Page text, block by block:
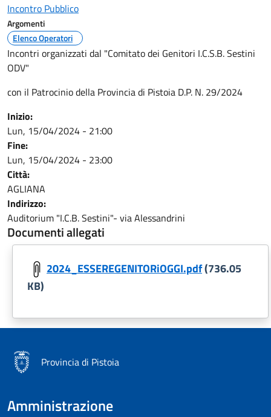
Incontro Pubblico
Argomenti
Elenco Operatori
Incontri organizzati dal "Comitato dei Genitori I.C.S.B. Sestini
ODV"
con il Patrocinio della Provincia di Pistoia D.P. N. 29/2024
Inizio:
Lun, 15/04/2024 - 21:00
Fine:
Lun, 15/04/2024 - 23:00
Città:
AGLIANA
Indirizzo:
Auditorium "I.C.B. Sestini"- via Alessandrini
Documenti allegati
2024_ESSEREGENITORiOGGI.pdf(736.05
KB)
Provincia di Pistoia
Amministrazione